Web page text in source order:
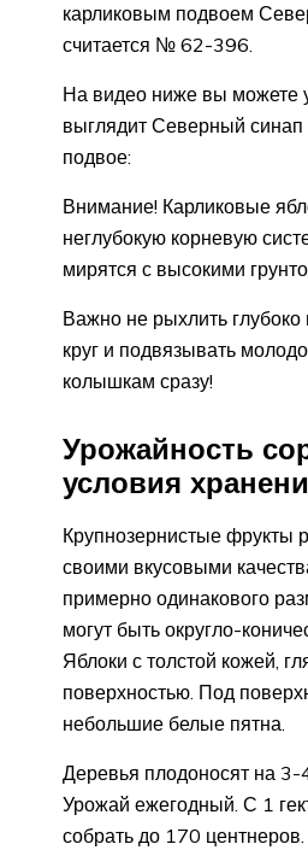
карликовым подвоем
считается № 62-396.
На видео ниже вы можете
выглядит Северный синап
подвое:
Внимание! Карликовые
неглубокую корневую
мирятся с высокими
Важно не рыхлить
круг и подвязывать
колышкам сразу!
Урожайность
условия
Крупнозернистые фрукты
своими вкусовыми
примерно одинакового
могут быть округло-
Яблоки с толстой кожей,
поверхностью. Под
небольшие белые пятна.
Деревья плодоносят на 3-
Урожай ежегодный. С 1
собрать до 170